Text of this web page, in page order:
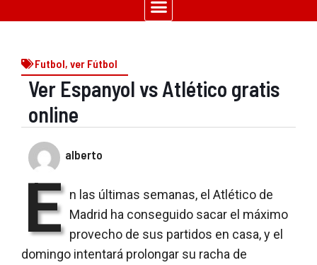
Futbol, ver Fútbol
Ver Espanyol vs Atlético gratis
online
alberto
E n las últimas semanas, el Atlético de
Madrid ha conseguido sacar el máximo
provecho de sus partidos en casa, y el
domingo intentará prolongar su racha de